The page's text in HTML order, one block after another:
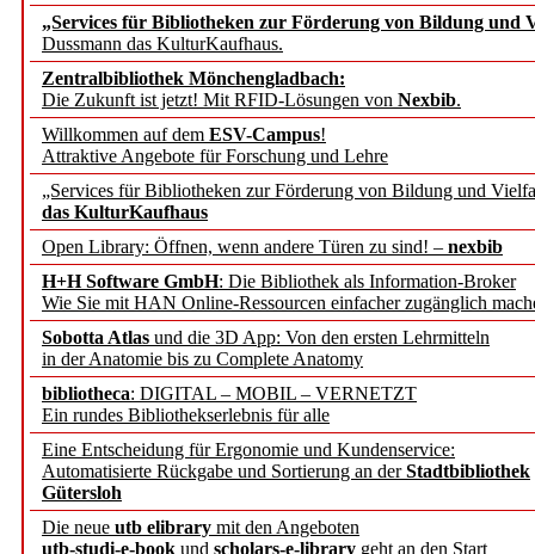
„Services für Bibliotheken zur Förderung von Bildung und
Dussmann das KulturKaufhaus.
Zentralbibliothek Mönchengladbach:
Die Zukunft ist jetzt! Mit RFID-Lösungen von Nexbib.
Willkommen auf dem ESV-Campus!
Attraktive Angebote für Forschung und Lehre
„Services für Bibliotheken zur Förderung von Bildung und
das KulturKaufhaus
Open Library: Öffnen, wenn andere Türen zu sind! – nexbib
H+H Software GmbH: Die Bibliothek als Information-Broker
Wie Sie mit HAN Online-Ressourcen einfacher zugänglich
Sobotta Atlas und die 3D App: Von den ersten Lehrmitteln
in der Anatomie bis zu Complete Anatomy
bibliotheca: DIGITAL – MOBIL – VERNETZT
Ein rundes Bibliothekserlebnis für alle
Eine Entscheidung für Ergonomie und Kundenservice:
Automatisierte Rückgabe und Sortierung an derStadtbibliothek
Gütersloh
Die neue utb elibrary mit den Angeboten
utb-studi-e-book und scholars-e-library geht an den Start
angepasst
konstruktiv!
Mohr Siebeck
und die Zeitschrift für
Francke Attempto
EBSCO Information
Recherchefunktionen in
Sorbisches Institut neu
Geschichte und